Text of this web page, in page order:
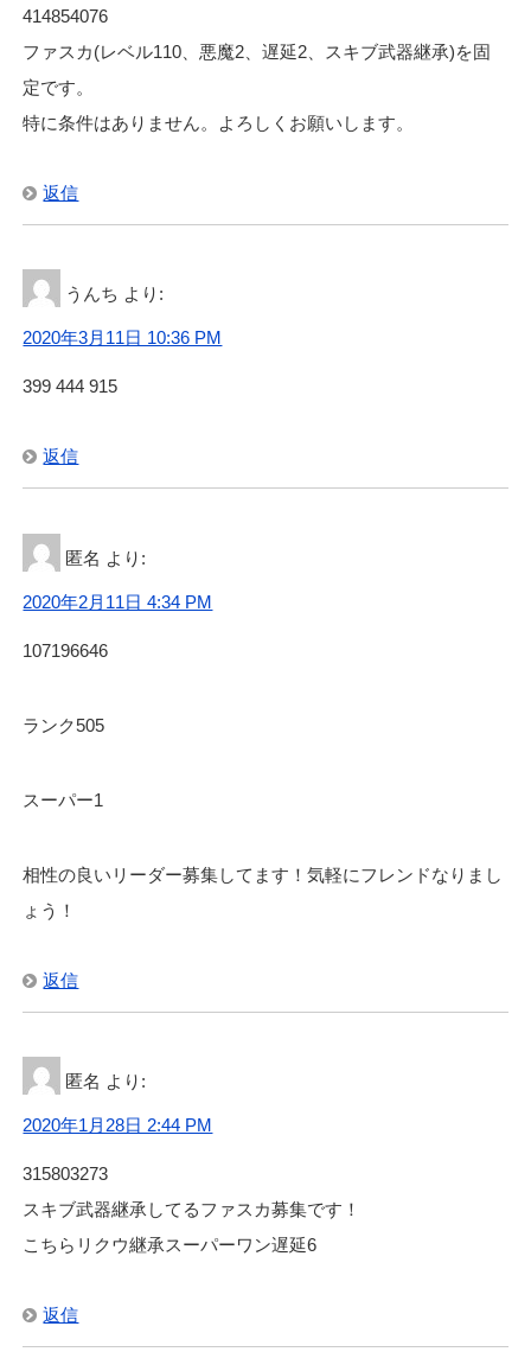
414854076
ファスカ(レベル110、悪魔2、遅延2、スキブ武器継承)を固
定です。
特に条件はありません。よろしくお願いします。
返信
うんち より:
2020年3月11日 10:36 PM
399 444 915
返信
匿名 より:
2020年2月11日 4:34 PM
107196646
ランク505
スーパー1
相性の良いリーダー募集してます！気軽にフレンドなりまし
ょう！
返信
匿名 より:
2020年1月28日 2:44 PM
315803273
スキブ武器継承してるファスカ募集です！
こちらリクウ継承スーパーワン遅延6
返信